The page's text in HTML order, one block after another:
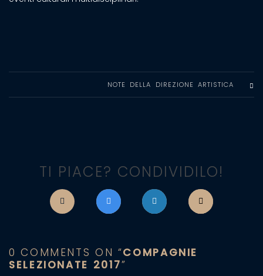
NOTE DELLA DIREZIONE ARTISTICA
TI PIACE? CONDIVIDILO!
0 COMMENTS ON “COMPAGNIE
SELEZIONATE 2017”